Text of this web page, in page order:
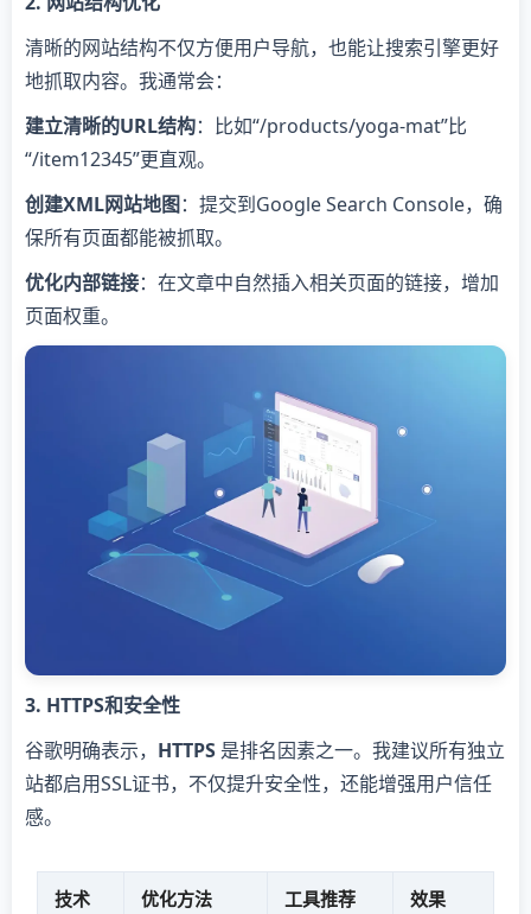
清晰的网站结构不仅方便用户导航，也能让搜索引擎更好
地抓取内容。我通常会：
建立清晰的URL结构：比如“/products/yoga-mat”比
“/item12345”更直观。
创建XML网站地图：提交到Google Search Console，确
保所有页面都能被抓取。
优化内部链接：在文章中自然插入相关页面的链接，增加
页面权重。
3. HTTPS和安全性
谷歌明确表示， HTTPS 是排名因素之一。我建议所有独立
站都启用SSL证书，不仅提升安全性，还能增强用户信任
感。
技术
优化方法 工具推荐 效果